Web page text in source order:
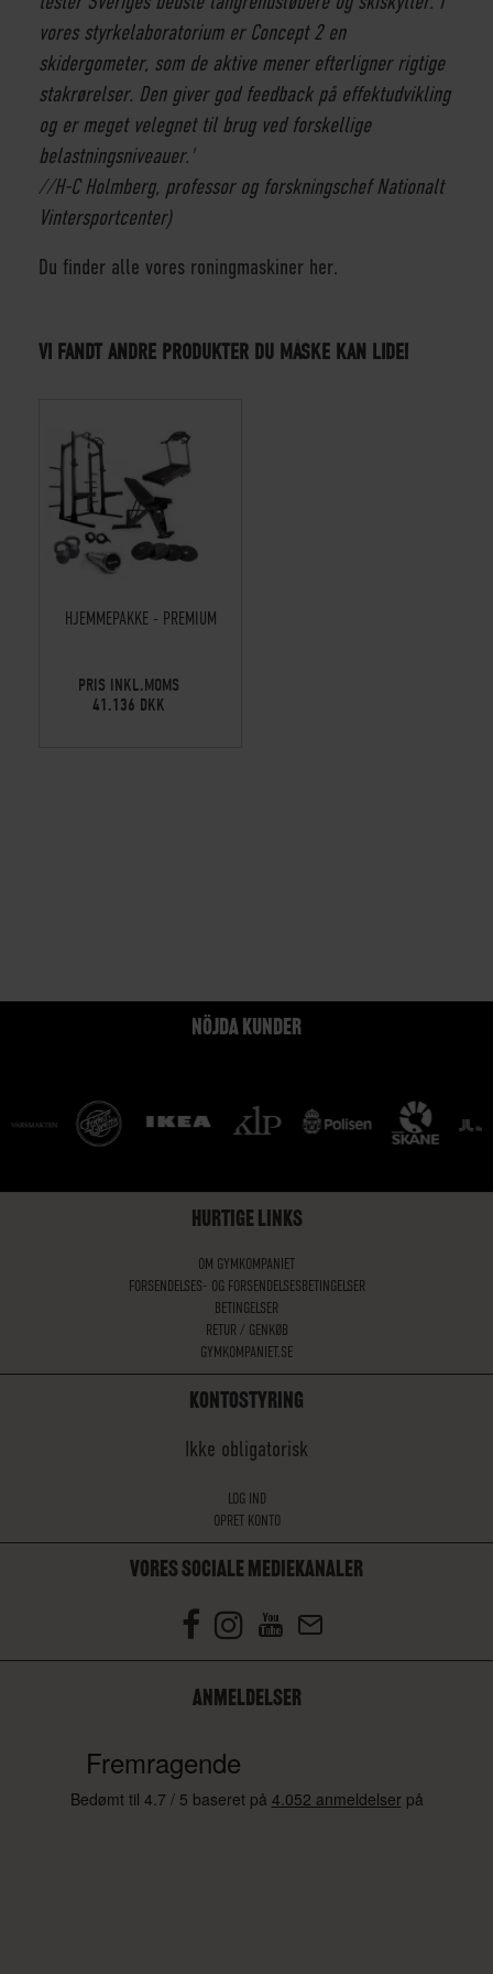
vores styrkelaboratorium er Concept 2 en
skidergometer, som de aktive mener efterligner rigtige
stakrørelser. Den giver god feedback på effektudvikling
og er meget velegnet til brug ved forskellige
belastningsniveauer.'
//H-C Holmberg, professor og forskningschef Nationalt
Vintersportcenter)
Du finder alle vores roningmaskiner her.
VI FANDT ANDRE PRODUKTER DU MÅSKE KAN LIDE!
HJEMMEPAKKE - PREMIUM
PRIS INKL.MOMS
41.136 DKK
NÖJDA KUNDER
HURTIGE LINKS
OM GYMKOMPANIET
FORSENDELSES- OG FORSENDELSESBETINGELSER
BETINGELSER
RETUR / GENKØB
GYMKOMPANIET.SE
KONTOSTYRING
Ikke obligatorisk
LOG IND
OPRET KONTO
VORES SOCIALE MEDIEKANALER
ANMELDELSER